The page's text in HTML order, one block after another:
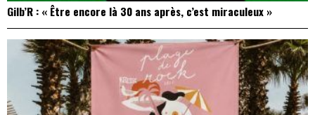
Gilb’R : « Être encore là 30 ans après, c’est miraculeux »